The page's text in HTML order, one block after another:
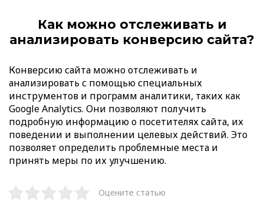
Как можно отслеживать и
анализировать конверсию сайта?
Конверсию сайта можно отслеживать и
анализировать с помощью специальных
инструментов и программ аналитики, таких как
Google Analytics. Они позволяют получить
подробную информацию о посетителях сайта, их
поведении и выполнении целевых действий. Это
позволяет определить проблемные места и
принять меры по их улучшению.
Оцените статью